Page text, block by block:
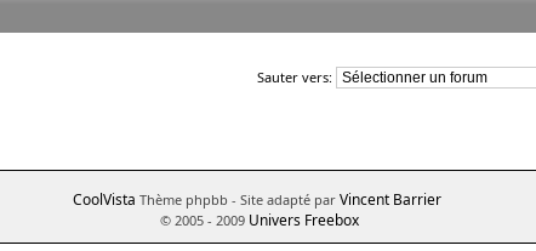
Sauter vers:
CoolVista Thème phpbb - Site adapté par Vincent Barrier
© 2005 - 2009 Univers Freebox